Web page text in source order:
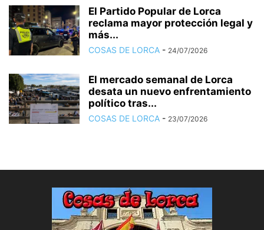
El Partido Popular de Lorca
reclama mayor protección legal y
más...
COSAS DE LORCA - 24/07/2026
El mercado semanal de Lorca
desata un nuevo enfrentamiento
político tras...
COSAS DE LORCA - 23/07/2026